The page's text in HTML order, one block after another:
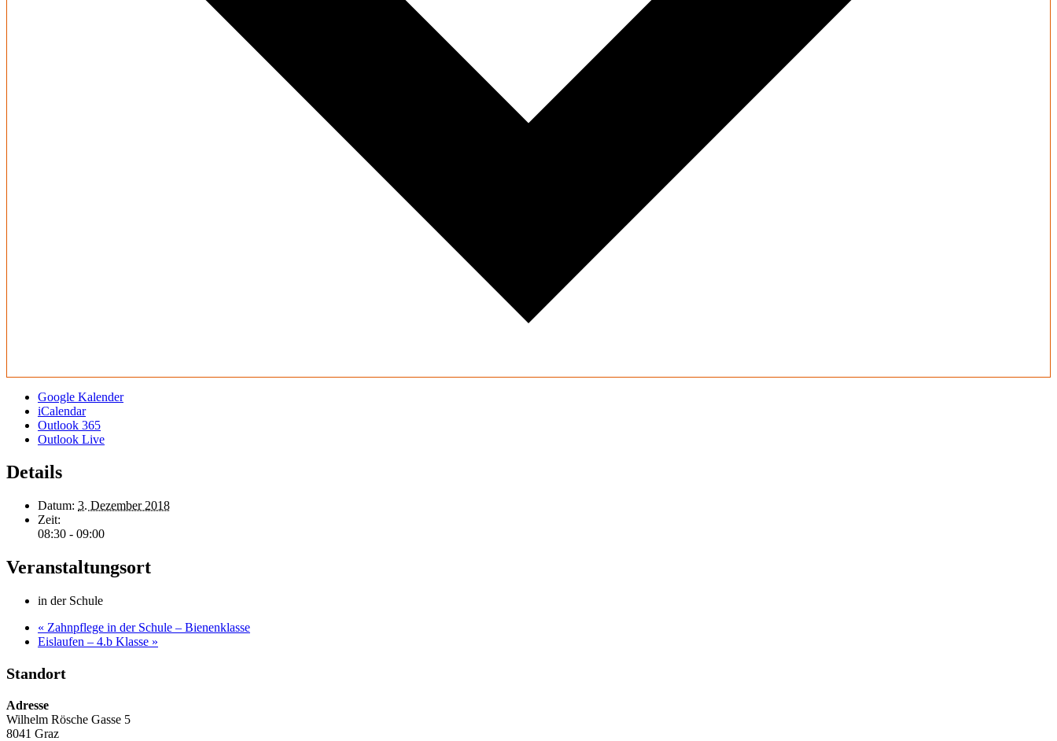
Google Kalender
iCalendar
Outlook 365
Outlook Live
Details
Datum: 3. Dezember 2018
Zeit:
08:30 - 09:00
Veranstaltungsort
in der Schule
« Zahnpflege in der Schule – Bienenklasse
Eislaufen – 4.b Klasse »
Standort
Adresse
Wilhelm Rösche Gasse 5
8041 Graz